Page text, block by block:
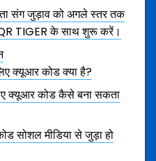
संग जुड़ाव को अगले स्तर तक
TIGER के साथ शुरू करें।
क्यूआर कोड क्या है?
क्यूआर कोड कैसे बना सकता
सोशल मीडिया से जुड़ा हो